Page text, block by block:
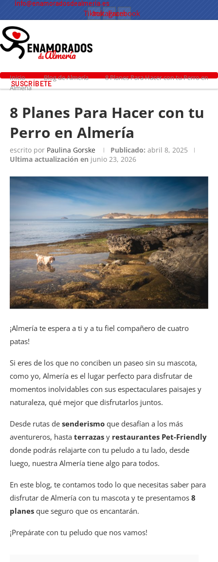
info@enamoradosdealmeria.es
Tiktok
Instagram
Facebook
SUSCRÍBETE
Inicio Blog de Almería
8 Planes Para Hacer con tu Perro en
Almería
8 Planes Para Hacer con tu
Perro en Almería
escrito por Paulina Gorske Publicado: abril 8, 2025
Ultima actualización en junio 23, 2026
¡Almería te espera a ti y a tu fiel compañero de cuatro
patas!
Si eres de los que no conciben un paseo sin su mascota,
como yo, Almería es el lugar perfecto para disfrutar de
momentos inolvidables con sus espectaculares paisajes y
naturaleza, qué mejor que disfrutarlos juntos.
Desde rutas de senderismo que desafían a los más
aventureros, hasta terrazas y restaurantes Pet-Friendly
donde podrás relajarte con tu peludo a tu lado, desde
luego, nuestra Almería tiene algo para todos.
En este blog, te contamos todo lo que necesitas saber para
disfrutar de Almería con tu mascota y te presentamos 8
planes que seguro que os encantarán.
¡Prepárate con tu peludo que nos vamos!